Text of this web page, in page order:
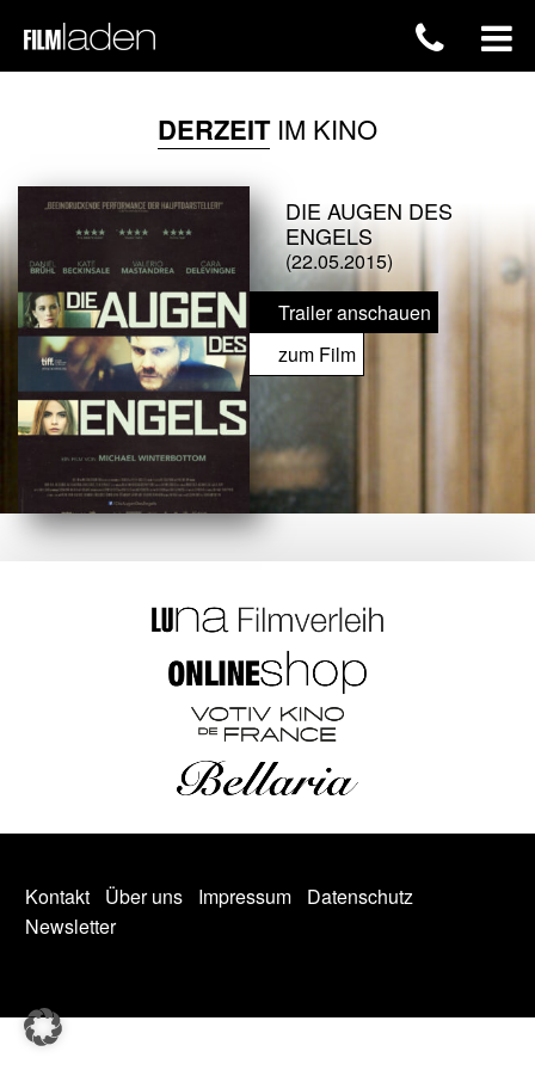
DERZEITIM KINO
DIE AUGEN DES
ENGELS
(22.05.2015)
Trailer anschauen
zum Film
Kontakt Über uns Impressum
Datenschutz
Newsletter